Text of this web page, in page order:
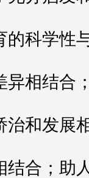
的科学性
异相结合
治和发展
结合；助